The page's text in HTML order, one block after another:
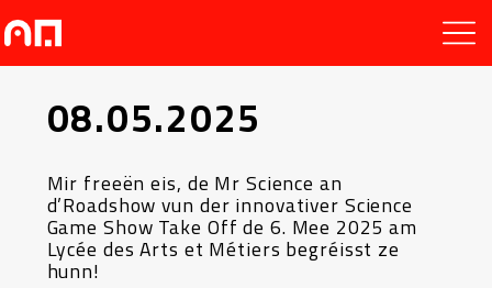
08.05.2025
Mir freeën eis, de Mr Science an
d’Roadshow vun der innovativer Science
Game Show Take Off de 6. Mee 2025 am
Lycée des Arts et Métiers begréisst ze
hunn!